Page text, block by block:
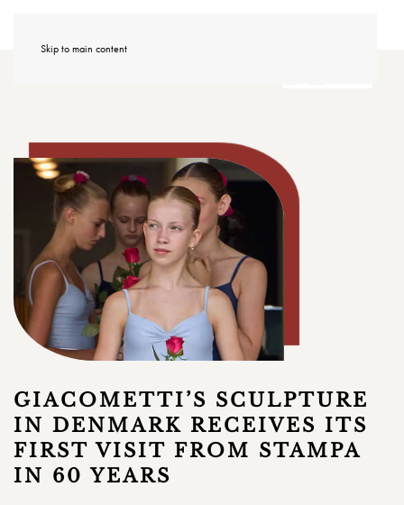
Skip to main content
GIACOMETTI’S SCULPTURE
IN DENMARK RECEIVES ITS
FIRST VISIT FROM STAMPA
IN 60 YEARS